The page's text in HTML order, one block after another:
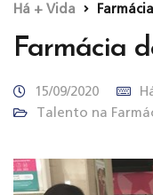
Há + Vida
Farmácia
15/09/2020
Talento na